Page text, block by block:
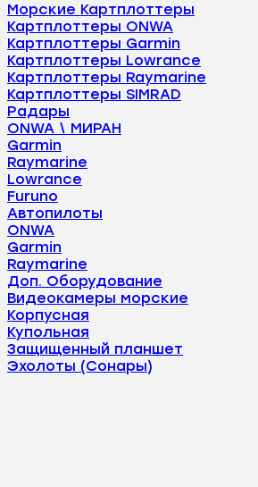
Морские Картплоттеры
Картплоттеры ONWA
Картплоттеры Garmin
Картплоттеры Lowrance
Картплоттеры Raymarine
Картплоттеры SIMRAD
Радары
ONWA \ МИРАН
Garmin
Raymarine
Lowrance
Furuno
Автопилоты
ONWA
Garmin
Raymarine
Доп. Оборудование
Видеокамеры морские
Корпусная
Купольная
Защищенный планшет
Эхолоты (Сонары)